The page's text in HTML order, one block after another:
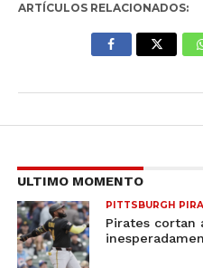
ARTÍCULOS RELACIONADOS:
ULTIMO MOMENTO
PITTSBURGH
Pirates cortan